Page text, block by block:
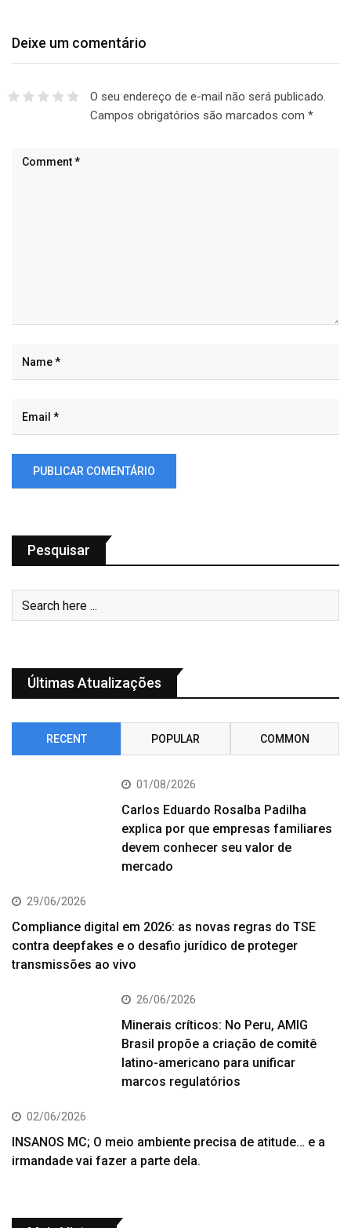
Deixe um comentário
O seu endereço de e-mail não será publicado.
Campos obrigatórios são marcados com *
Pesquisar
Últimas Atualizações
RECENT POPULAR COMMON
01/08/2026
Carlos Eduardo Rosalba Padilha
explica por que empresas familiares
devem conhecer seu valor de
mercado
29/06/2026
Compliance digital em 2026: as novas regras do TSE
contra deepfakes e o desafio jurídico de proteger
transmissões ao vivo
26/06/2026
Minerais críticos: No Peru, AMIG
Brasil propõe a criação de comitê
latino-americano para unificar
marcos regulatórios
02/06/2026
INSANOS MC; O meio ambiente precisa de atitude… e a
irmandade vai fazer a parte dela.